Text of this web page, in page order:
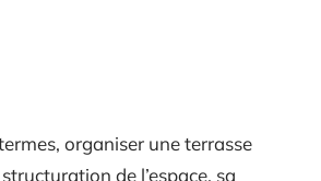
organiser une terrasse
de l’espace, sa